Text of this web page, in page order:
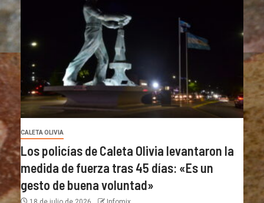
CALETA OLIVIA
Los policías de Caleta Olivia levantaron la
medida de fuerza tras 45 días: «Es un
gesto de buena voluntad»